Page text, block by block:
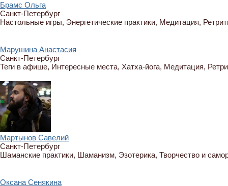
Брамс Ольга
Санкт-Петербург
Настольные игры, Энергетические практики, Медитация,
Марушина Анастасия
Санкт-Петербург
Теги в афише, Интересные места, Хатха-йога, Медитация,
Мартынов Савелий
Санкт-Петербург
Шаманские практики, Шаманизм, Эзотерика, Творчество и
Оксана Сенякина